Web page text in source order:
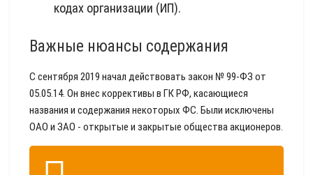
кодах организации (ИП).
Важные нюансы содержания
С сентября 2019 начал действовать закон № 99-ФЗ от
05.05.14. Он внес коррективы в ГК РФ, касающиеся
названия и содержания некоторых ФС. Были исключены
ОАО и ЗАО - открытые и закрытые общества акционеров.